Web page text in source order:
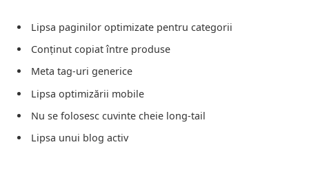
Lipsa paginilor optimizate pentru categorii
Conținut copiat între produse
Meta tag-uri generice
Lipsa optimizării mobile
Nu se folosesc cuvinte cheie long-tail
Lipsa unui blog activ